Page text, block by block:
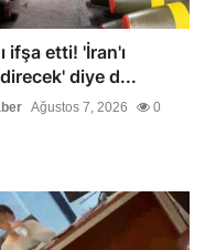
ifşa etti! 'İran'ı
diye d...
Ağustos 7, 2026 0